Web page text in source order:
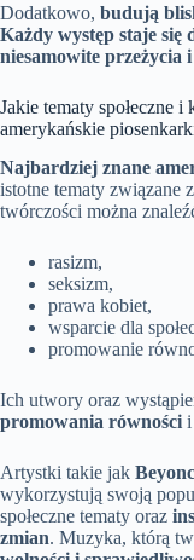
Dodatkowo, budują
Każdy występ staje się
niesamowite przeżycia
Jakie tematy społeczne
amerykańskie
Najbardziej znane
istotne tematy związane
twórczości można
rasizm,
seksizm,
prawa kobiet,
wsparcie dla
promowanie
Ich utwory oraz
promowania równości i
Artystki takie jak
wykorzystują swoją
społeczne tematy oraz
zmian. Muzyka, którą